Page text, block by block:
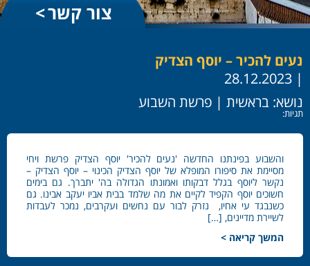
צור קשר
נעים להכיר – יוסף הצדיק
| 28.12.2023
נושא: בראשית | פרשת השבוע
תגיות:
והשבוע בפינתנו החדשה 'נעים להכיר' יוסף הצדיק פרשת ויחי
מסיימת את סיפורו המופלא של יוסף הצדיק הכינוי – יוסף הצדיק –
נקשר ליוסף בגלל דבקותו ואמונתו הגדולה בה' יתברך. גם בימים
חשוכים יוסף הקפיד לקיים את מה שלמד בבית אביו יעקב אבינו. גם
כשנבגד עי אחיו, נזרק לבור עם נחשים ועקרבים, נמכר לעבדות
לשיירת מדיינים, […]
המשך קריאה >